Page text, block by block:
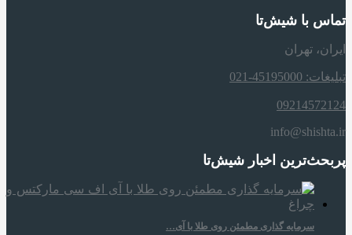
تماس با شیش‌تا
ایران، تهران
تبلیغات: 45195000-021
09214572124
info@shishta.ir
پربحث‌ترین اخبار شیش‌تا
سرمایه‌ گذاری مطمئن روی طلا با آی…